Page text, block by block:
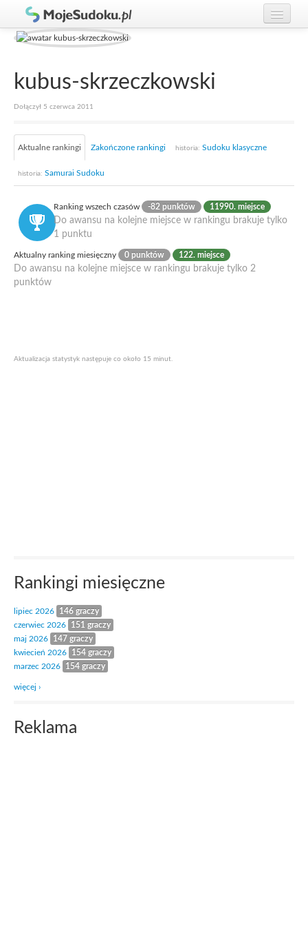
Graj w Sudoku!
Zasady Sudoku
kubus-skrzeczkowski
Dołączył 5 czerwca 2011
Aktualne rankingi Zakończone rankingi historia: Sudoku klasyczne
historia: Samurai Sudoku
Ranking wszech czasów -82 punktów 11990. miejsce
Do awansu na kolejne miejsce w rankingu brakuje tylko
1 punktu
Aktualny ranking miesięczny 0 punktów 122. miejsce
Do awansu na kolejne miejsce w rankingu brakuje tylko 2
punktów
Aktualizacja statystyk następuje co około 15 minut.
Rankingi miesięczne
lipiec 2026
146 graczy
czerwiec 2026
151 graczy
maj 2026
147 graczy
kwiecień 2026
154 graczy
marzec 2026
154 graczy
więcej ›
Reklama